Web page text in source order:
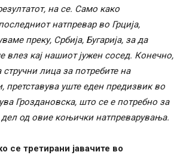
на се. Само како
натпревар во Грција,
преку, Србија, Бугарија, за да
влез кај нашиот јужен сосед. Конечно,
стручни лица за потребите на
претставува уште еден предизвик во
Гроздановска, што се е потребно за
од овие коњички натпреварувања.
се третирани јавачите во